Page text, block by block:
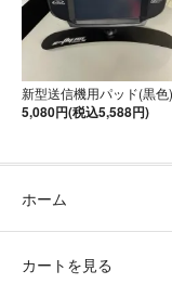
新型送信機用パッド(黒色)
5,080円(税込5,588円)
ホーム
カートを見る